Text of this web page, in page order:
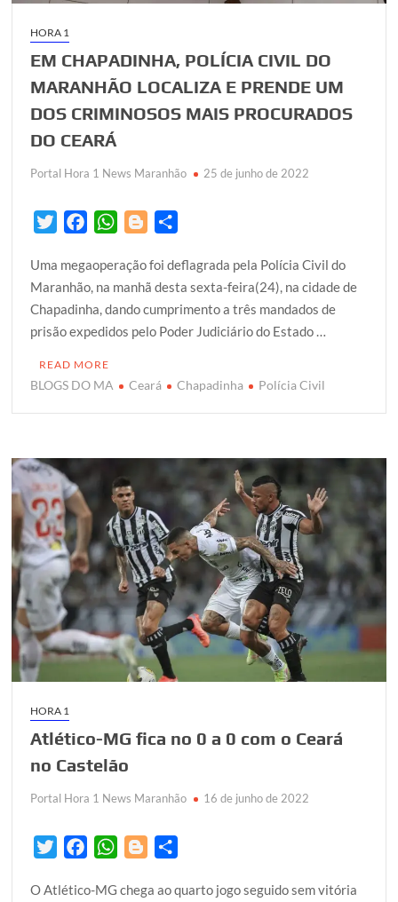
HORA 1
EM CHAPADINHA, POLÍCIA CIVIL DO
MARANHÃO LOCALIZA E PRENDE UM
DOS CRIMINOSOS MAIS PROCURADOS
DO CEARÁ
Portal Hora 1 News Maranhão 25 de junho de 2022
t
t
e
r
c
e
b
o
o
k
W
a
t
s
A
p
o
g
g
e
a
r
e
Uma megaoperação foi deflagrada pela Polícia Civil do
Maranhão, na manhã desta sexta-feira(24), na cidade de
Chapadinha, dando cumprimento a três mandados de
prisão expedidos pelo Poder Judiciário do Estado …
READ MORE
BLOGS DO MA Ceará Chapadinha Polícia Civil
HORA 1
Atlético-MG fica no 0 a 0 com o Ceará
no Castelão
Portal Hora 1 News Maranhão 16 de junho de 2022
i
c
W
a
o
a
O Atlético-MG chega ao quarto jogo seguido sem vitória